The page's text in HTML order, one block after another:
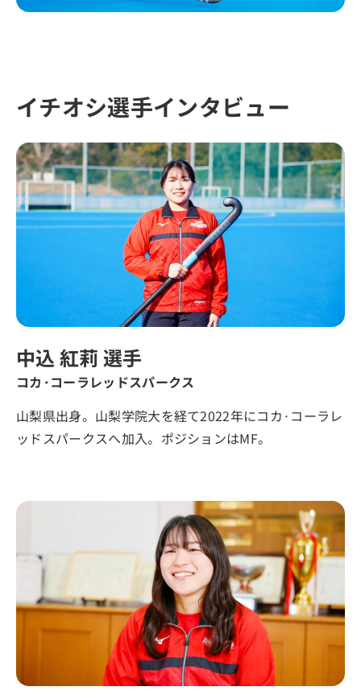
イチオシ選手インタビュー
中込 紅莉 選手
コカ·コーラレッドスパークス
山梨県出身。山梨学院大を経て2022年にコカ·コーラレ
ッドスパークスへ加入。ポジションはMF。